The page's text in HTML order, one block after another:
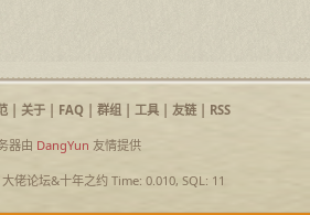
| 关于| FAQ| 群组| 工具| 友链| RSS
器由 DangYun 友情提供
大佬论坛&十年之约Time: 0.010, SQL: 11